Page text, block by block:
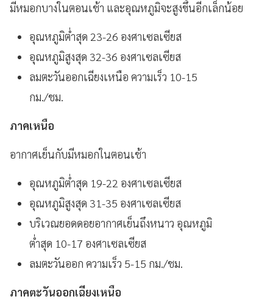
มีหมอกบางในตอนเช้า และอุณหภูมิจะสูงขึ้นอีกเล็กน้อย
อุณหภูมิต่ำสุด 23-26 องศาเซลเซียส
อุณหภูมิสูงสุด 32-36 องศาเซลเซียส
ลมตะวันออกเฉียงเหนือ ความเร็ว 10-15
กม./ชม.
ภาคเหนือ
อากาศเย็นกับมีหมอกในตอนเช้า
อุณหภูมิต่ำสุด 19-22 องศาเซลเซียส
อุณหภูมิสูงสุด 31-35 องศาเซลเซียส
บริเวณยอดดอยอากาศเย็นถึงหนาว อุณหภูมิ
ต่ำสุด 10-17 องศาเซลเซียส
ลมตะวันออก ความเร็ว 5-15 กม./ชม.
ภาคตะวันออกเฉียงเหนือ